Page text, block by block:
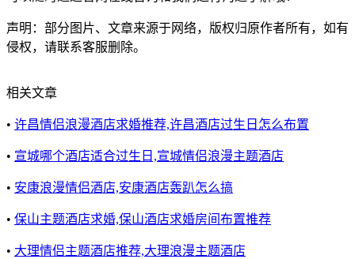
声明：部分图片、文章来源于网络，版权归原作者所有，如有
侵权，请联系客服删除。
相关文章
• 许昌情侣浪漫酒店求婚推荐,许昌酒店过生日怎么布置
• 宣城哪个酒店适合过生日,宣城情侣浪漫主题酒店
• 安康浪漫情侣酒店,安康酒店轰趴怎么搞
• 保山主题酒店求婚,保山酒店求婚房间布置推荐
• 大理情侣主题酒店推荐,大理浪漫主题酒店